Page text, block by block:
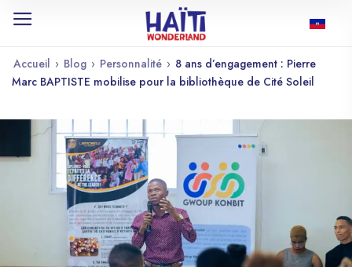
Accueil › Blog › Personnalité › 8 ans d’engagement : Pierre
Marc BAPTISTE mobilise pour la bibliothèque de Cité Soleil